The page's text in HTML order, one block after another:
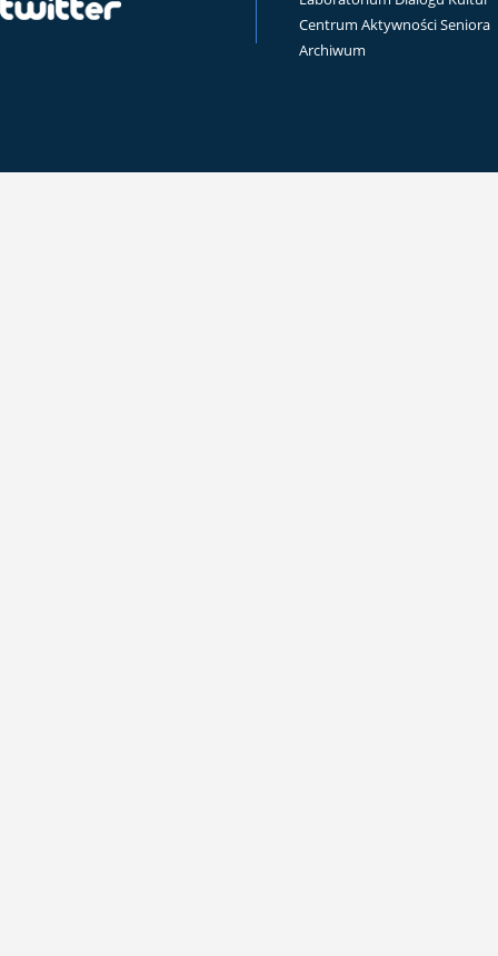
Centrum Aktywności Seniora
Archiwum